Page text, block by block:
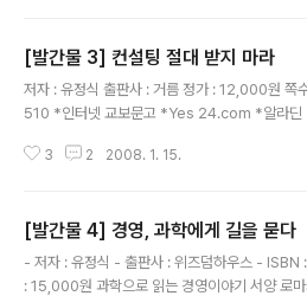
이면서도 목표가 명확하게 스태핑 전략을 수립하
하는 데 필요한 실용적인 접근방식을 구체적으
에 대한 상세한 설명, 실제적인 예시와 프로젝트
[발간물 3] 컨설팅 절대 받지 마라
저자 : 유정식 출판사 : 거름 정가 : 12,000원
510 *인터넷 교보문고 *Yes 24.com *알라딘
업이 내부의 문제를 파악하고 안이한 경영 방식
위 자체에 의문을 품는 이들이 늘어 났다. 『컨설
에 어느 새 고착되어 버린 컨설팅의 치부, 병폐,
제에 집중하였다. 몇 달 전『경영유감』이란 책을
3 2 2008. 1. 15.
[발간물 4] 경영, 과학에게 길을 묻다
- 저자 : 유정식 - 출판사 : 위즈덤하우스 -
: 15,000원 과학으로 읽는 경영이야기 서양 로